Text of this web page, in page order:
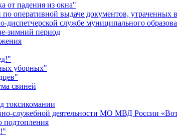
от падения из окна"
оперативной выдаче документов, утраченных
службе муниципального
зимний период
уборных"
свиней
токсикомании
служебной деятельности МО МВД России
подтопления